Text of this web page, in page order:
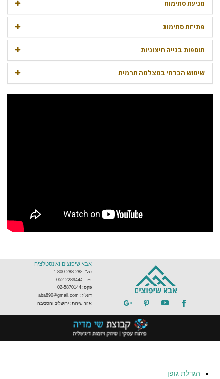
מניעת סתימות
פתיחת סתימות
תוספות בנייה חיצוניות
שימוש הכרחי במצלמה תרמית
אבא שיפוצים ואינסטלציה
טל': 1-800-288-288
נייד: 052-2289444
פקס: 02-5870144
דוא"ל: aba890@gmail.com
אזור שירות: ירושלים והסביבה
הגדלת גופן